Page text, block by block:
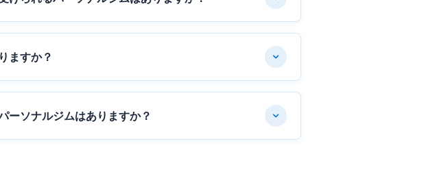
ますか？
ーソナルジムはありますか？